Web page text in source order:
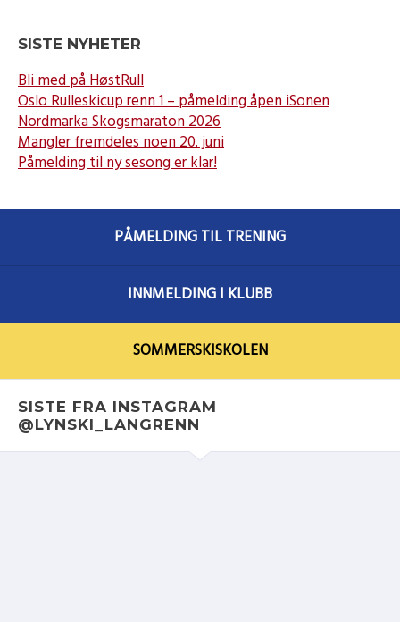
SISTE NYHETER
Bli med på HøstRull
Oslo Rulleskicup renn 1 – påmelding åpen iSonen
Nordmarka Skogsmaraton 2026
Mangler fremdeles noen 20. juni
Påmelding til ny sesong er klar!
PÅMELDING TIL TRENING
INNMELDING I KLUBB
SOMMERSKISKOLEN
SISTE FRA INSTAGRAM
@LYNSKI_LANGRENN